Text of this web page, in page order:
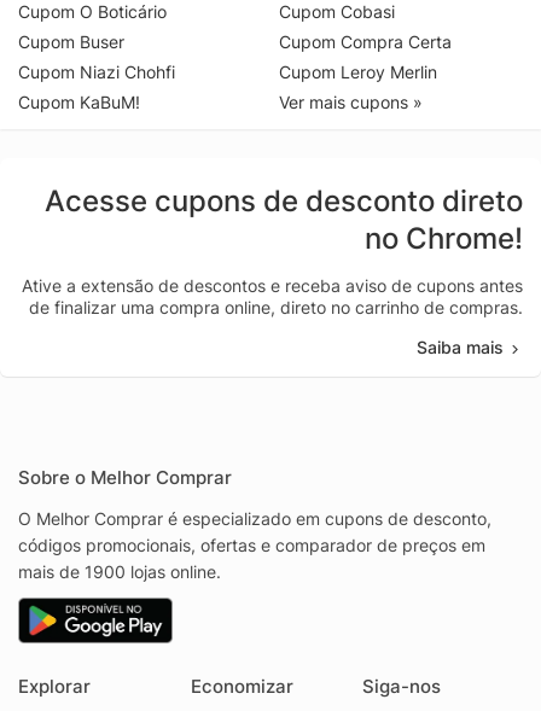
Cupom O Boticário
Cupom Buser
Cupom Niazi Chohfi
Cupom KaBuM!
Cupom Cobasi
Cupom Compra Certa
Cupom Leroy Merlin
Ver mais cupons »
Acesse cupons de desconto direto
no Chrome!
Ative a extensão de descontos e receba aviso de cupons antes
de finalizar uma compra online, direto no carrinho de compras.
Saiba mais
Sobre o Melhor Comprar
O Melhor Comprar é especializado em cupons de desconto,
códigos promocionais, ofertas e comparador de preços em
mais de 1900 lojas online.
Explorar Economizar Siga-nos